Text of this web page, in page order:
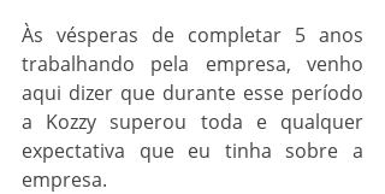
Às vésperas de completar 5 anos
trabalhando pela empresa, venho
aqui dizer que durante esse período
a Kozzy superou toda e qualquer
expectativa que eu tinha sobre a
empresa.